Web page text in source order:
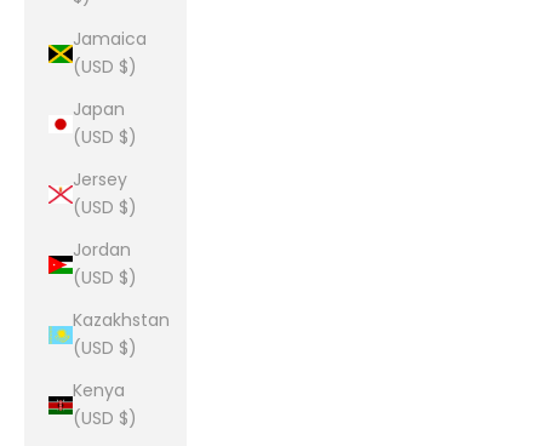
Jamaica
(USD $)
Japan
(USD $)
Jersey
(USD $)
Jordan
(USD $)
Kazakhstan
(USD $)
Kenya
(USD $)